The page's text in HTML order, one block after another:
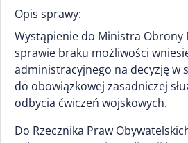
Opis sprawy:
Wystąpienie do Ministra Obrony
sprawie braku możliwości
administracyjnego na decyzję w
do obowiązkowej zasadniczej
odbycia ćwiczeń wojskowych.
Do Rzecznika Praw